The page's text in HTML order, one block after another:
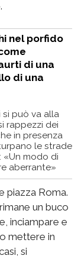
nel porfido
di una
di una
si può va alla
rappezzi dei
in presenza
le strade
modo di
aberrante»
piazza Roma.
un buco
inciampare e
mettere in
si